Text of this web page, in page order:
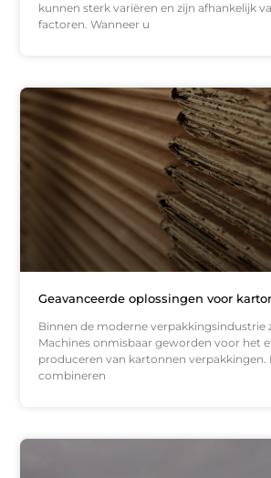
kunnen sterk variëren en zijn afhankelijk
factoren. Wanneer u
Geavanceerde oplossingen voor
Binnen de moderne verpakkingsindustrie
Machines onmisbaar geworden voor het
produceren van kartonnen verpakkingen.
combineren